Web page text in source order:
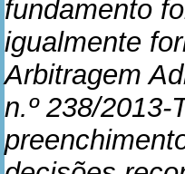
fundamento
igualmente
Arbitragem
n.º 238/